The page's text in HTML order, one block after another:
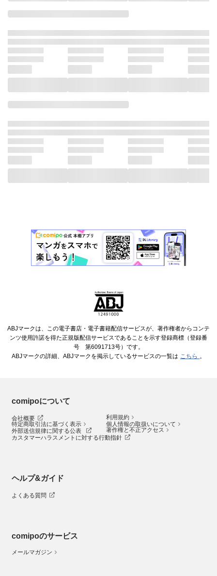
ABJマークは、この電子書店・電子書籍配信サービスが、著作権者からコンテ
ンツ使用許諾を得た正規版配信サービスであることを示す登録商標（登録番
号 第6091713号）です。
ABJマークの詳細、ABJマークを掲示しているサービスの一覧は こちら 。
comipoについて
会社概要
利用規約
特定商取引法に基づく表示
個人情報の取扱いについて
外部送信規律に関する公表
著作権と不正アクセス
カスタマーハラスメントに対する行動指針
ヘルプ&ガイド
よくある質問
comipoのサービス
メールマガジン